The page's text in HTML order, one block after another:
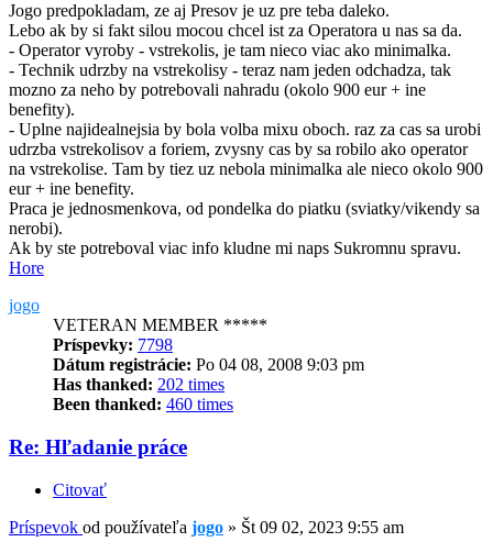
Jogo predpokladam, ze aj Presov je uz pre teba daleko.
Lebo ak by si fakt silou mocou chcel ist za Operatora u nas sa da.
- Operator vyroby - vstrekolis, je tam nieco viac ako minimalka.
- Technik udrzby na vstrekolisy - teraz nam jeden odchadza, tak
mozno za neho by potrebovali nahradu (okolo 900 eur + ine
benefity).
- Uplne najidealnejsia by bola volba mixu oboch. raz za cas sa urobi
udrzba vstrekolisov a foriem, zvysny cas by sa robilo ako operator
na vstrekolise. Tam by tiez uz nebola minimalka ale nieco okolo 900
eur + ine benefity.
Praca je jednosmenkova, od pondelka do piatku (sviatky/vikendy sa
nerobi).
Ak by ste potreboval viac info kludne mi naps Sukromnu spravu.
Hore
jogo
VETERAN MEMBER *****
Príspevky: 7798
Dátum registrácie: Po 04 08, 2008 9:03 pm
Has thanked: 202 times
Been thanked: 460 times
Re: Hľadanie práce
Citovať
Príspevok od používateľa jogo » Št 09 02, 2023 9:55 am